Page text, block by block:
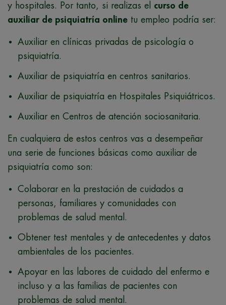
y hospitales. Por tanto, si realizas el curso de
auxiliar de psiquiatría online tu empleo podría ser:
Auxiliar en clínicas privadas de psicología o
psiquiatría.
Auxiliar de psiquiatría en centros sanitarios.
Auxiliar de psiquiatría en Hospitales Psiquiátricos.
Auxiliar en Centros de atención sociosanitaria.
En cualquiera de estos centros vas a desempeñar
una serie de funciones básicas como auxiliar de
psiquiatría como son:
Colaborar en la prestación de cuidados a
personas, familiares y comunidades con
problemas de salud mental.
Obtener test mentales y de antecedentes y datos
ambientales de los pacientes.
Apoyar en las labores de cuidado del enfermo e
incluso y a las familias de pacientes con
problemas de salud mental.